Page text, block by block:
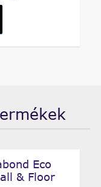
Eco
& Floor